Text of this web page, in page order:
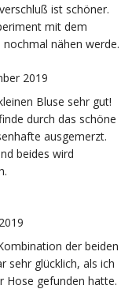
ist schöner.
mit dem
nähen werde.
2019
Bluse sehr gut!
durch das schöne
ausgemerzt.
beides wird
der beiden
sehr glücklich, als ich
Hose gefunden hatte.